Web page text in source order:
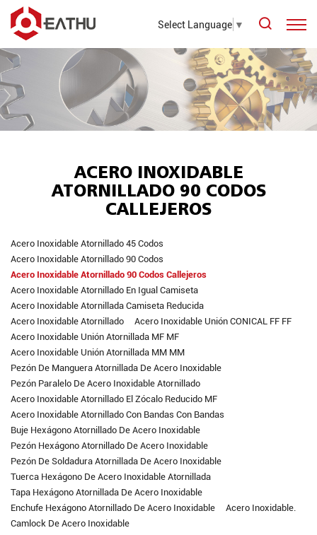
Select Language ▼
ACERO INOXIDABLE
ATORNILLADO 90 CODOS
CALLEJEROS
Acero Inoxidable Atornillado 45 Codos
Acero Inoxidable Atornillado 90 Codos
Acero Inoxidable Atornillado 90 Codos Callejeros
Acero Inoxidable Atornillado En Igual Camiseta
Acero Inoxidable Atornillada Camiseta Reducida
Acero Inoxidable Atornillado
Acero Inoxidable Unión CONICAL FF FF
Acero Inoxidable Unión Atornillada MF MF
Acero Inoxidable Unión Atornillada MM MM
Pezón De Manguera Atornillada De Acero Inoxidable
Pezón Paralelo De Acero Inoxidable Atornillado
Acero Inoxidable Atornillado El Zócalo Reducido MF
Acero Inoxidable Atornillado Con Bandas Con Bandas
Buje Hexágono Atornillado De Acero Inoxidable
Pezón Hexágono Atornillado De Acero Inoxidable
Pezón De Soldadura Atornillada De Acero Inoxidable
Tuerca Hexágono De Acero Inoxidable Atornillada
Tapa Hexágono Atornillada De Acero Inoxidable
Enchufe Hexágono Atornillado De Acero Inoxidable
Acero Inoxidable.
Camlock De Acero Inoxidable